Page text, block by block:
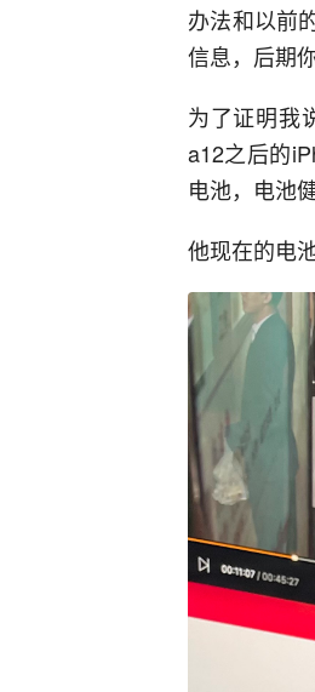
办法和以前
信息，后期
为了证明我
a12之后的
电池，电池
他现在的电